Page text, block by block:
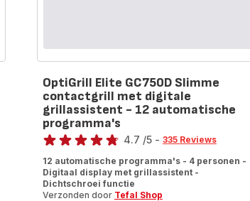
OptiGrill Elite GC750D Slimme
contactgrill met digitale
grillassistent - 12 automatische
programma's
Score
4.7 /5 - 335 Reviews
12 automatische programma's - 4 personen -
Digitaal display met grillassistent -
Dichtschroei functie
Verzonden door Tefal Shop